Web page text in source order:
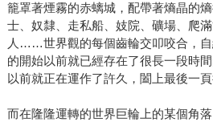
籠罩著煙霧的赤螭城，配帶著熵晶的
士、奴隸、走私船、妓院、礦場、爬
人……世界觀的每個齒輪交叩咬合，
的開始以前就已經存在了很長一段時
以前就正在運作了許久，闔上最後一
而在隆隆運轉的世界巨輪上的某個角